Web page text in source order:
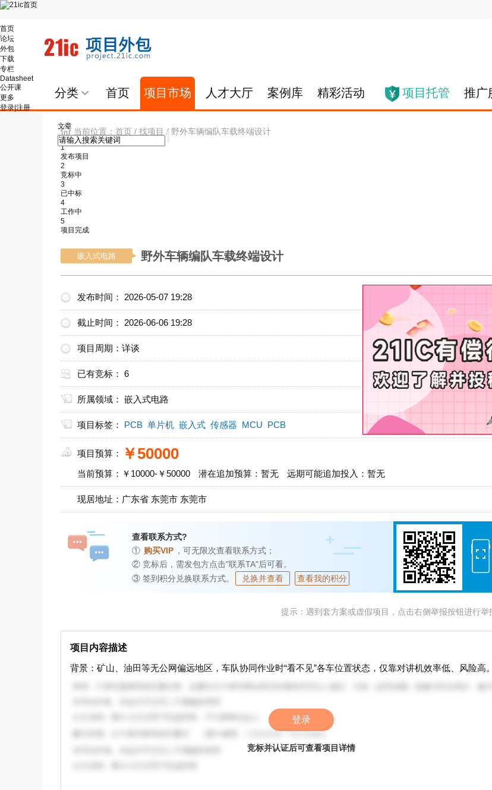
分类 首页 项目市场 人才大厅 案例库 精彩活动 项目托管 推广
当前位置： 首页 / 找项目 / 野外车辆编队车载终端设计
1
发布项目
2
竞标中
3
已中标
4
工作中
5
项目完成
嵌入式电路 野外车辆编队车载终端设计
发布时间： 2026-05-07 19:28
截止时间： 2026-06-06 19:28
项目周期：详谈
已有竞标： 6
所属领域： 嵌入式电路
项目标签： PCB 单片机 嵌入式 传感器 MCU PCB
项目预算： ￥50000
当前预算：￥10000-￥50000 潜在追加预算：暂无 远期可能追加投入：暂无
现居地址： 广东省 东莞市 东莞市
查看联系方式?
① 购买VIP ，可无限次查看联系方式；
② 竞标后，需发包方点击"联系TA"后可看。
③ 签到积分兑换联系方式。
兑换并查看 查看我的积分
提示：遇到套方案或虚假项目，点击右侧举报按钮进行举
登录
竞标并认证后可查看项目详情
项目内容描述
背景：矿山、油田等无公网偏远地区，车队协同作业时“看不见”各车位置状态，仅靠对讲机效率低、风险高
自研一套完全离线、不依赖4G/5G的车载终端系统。 ·
首页
论坛
外包
下载
专栏
Datasheet
公开课
更多
登录|注册
文章